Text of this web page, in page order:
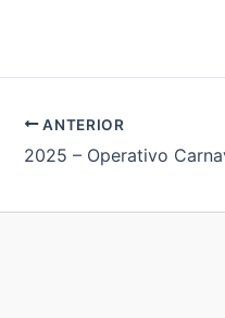
ANTERIOR
2025 – Operativo